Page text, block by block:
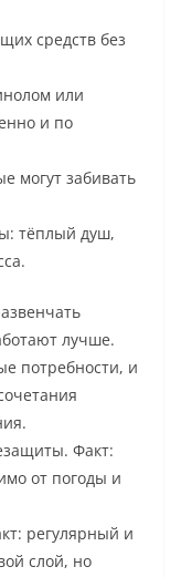
средств без
или
и по
могут забивать
тёплый душ,
лучше.
потребности, и
Факт:
от погоды и
регулярный и
слой, но